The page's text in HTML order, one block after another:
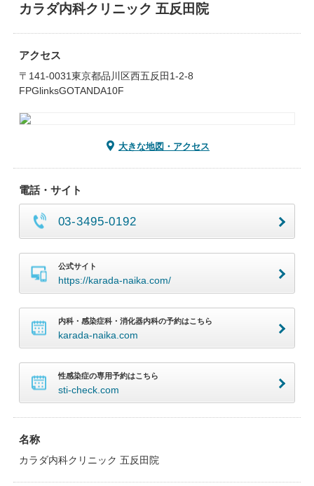
カラダ内科クリニック 五反田院
アクセス
〒141-0031東京都品川区西五反田1-2-8
FPGlinksGOTANDA10F
大きな地図・アクセス
電話・サイト
03-3495-0192
公式サイト
https://karada-naika.com/
内科・感染症科・消化器内科の予約はこちら
karada-naika.com
性感染症の専用予約はこちら
sti-check.com
名称
カラダ内科クリニック 五反田院